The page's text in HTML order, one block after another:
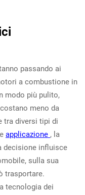
passando ai
a combustione in
modo più pulito,
meno da
tra diversi tipi di
applicazione , la
decisione influisce
sulla sua
trasportare.
tecnologia dei